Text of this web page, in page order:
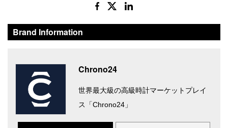
Brand Information
Chrono24
世界最大級の高級時計マーケットプレイ
ス「Chrono24」